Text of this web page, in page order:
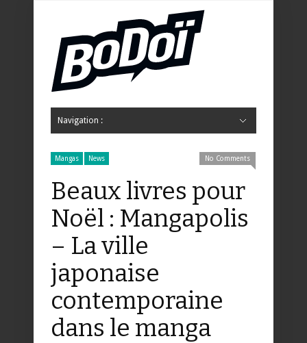
Navigation :
Mangas News No Comments
Beaux livres pour
Noël : Mangapolis
– La ville
japonaise
contemporaine
dans le manga